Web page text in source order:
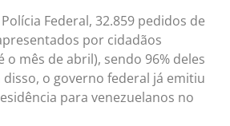
Federal, 32.859 pedidos de
por cidadãos
o mês de abril), sendo 96% deles
disso, o governo federal já emitiu
para venezuelanos no